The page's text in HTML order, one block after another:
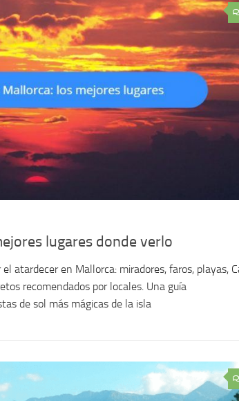
lugares donde verlo
atardecer en Mallorca: miradores, faros, playas,
recomendados por locales. Una guía
de sol más mágicas de la isla